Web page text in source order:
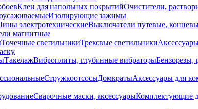
Клеи для напольных покрытийОчистители,
Изолирующие зажимы
электротехническиеВыключатели путевые,
магнитные
Точечные светильникиТрековые светильники
ТакелажВиброплиты, глубинные вибраторыБензорезы,
СтружкоотсосыДомкратыАксессуары для
Сварочные маски, аксессуарыКомплектующие